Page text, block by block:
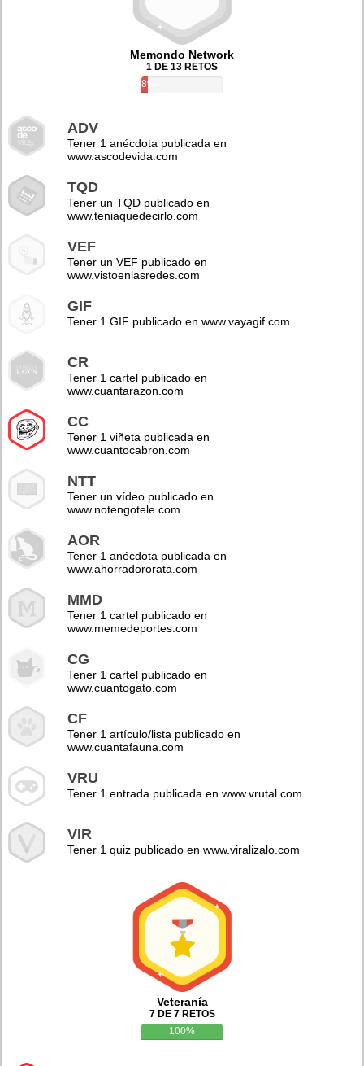
Memondo Network
1 DE 13 RETOS
8%
ADV
Tener 1 anécdota publicada en
www.ascodevida.com
TQD
Tener un TQD publicado en
www.teniaquedecirlo.com
VEF
Tener un VEF publicado en
www.vistoenlasredes.com
GIF
Tener 1 GIF publicado en www.vayagif.com
CR
Tener 1 cartel publicado en
www.cuantarazon.com
CC
Tener 1 viñeta publicada en
www.cuantocabron.com
NTT
Tener un vídeo publicado en
www.notengotele.com
AOR
Tener 1 anécdota publicada en
www.ahorradororata.com
MMD
Tener 1 cartel publicado en
www.memedeportes.com
CG
Tener 1 cartel publicado en
www.cuantogato.com
CF
Tener 1 artículo/lista publicado en
www.cuantafauna.com
VRU
Tener 1 entrada publicada en www.vrutal.com
VIR
Tener 1 quiz publicado en www.viralizalo.com
Veteranía
7 DE 7 RETOS
100%